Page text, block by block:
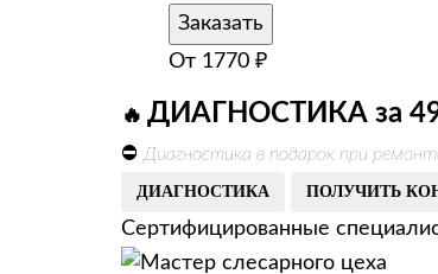
Заказать
От 1770 ₽
🔥 ДИАГНОСТИКА за
⛔ Диагностика в подарок при
ДИАГНОСТИКА ПОЛУЧИТЬ
Сертифицированные